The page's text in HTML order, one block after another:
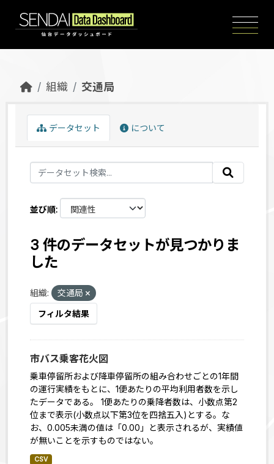
組織 交通局
データセット について
並び順
3 件のデータセットが見つかりま
した
組織:
交通局
フィルタ結果
市バス乗客花火図
乗車停留所および降車停留所の組み合わせごとの1年間
の運行実績をもとに、1便あたりの平均利用者数を示し
たデータである。 1便あたりの乗降者数は、小数点第2
位まで表示(小数点以下第3位を四捨五入)とする。な
お、0.005未満の値は「0.00」と表示されるが、実績値
が無いことを示すものではない。
CSV